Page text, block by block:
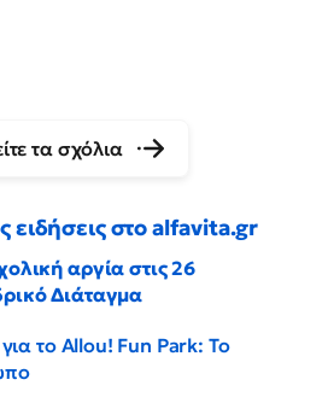
τα σχόλια
ειδήσεις στο alfavita.gr
αργία στις 26
Διάταγμα
το Allou! Fun Park: Το